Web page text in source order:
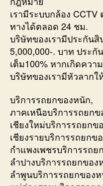
เรามีระบบกล้อง
ทางได้ตลอด 24 ชม.
บริษัทของเรามีประกัน
5,000,000-. บาท ประ
เต็ม100% หากเกิดควา
บริษัทของเรามีหัวลาก
บริการรถยกของหนัก,
ภาคเหนือบริการรถยก
เชียงใหม่บริการรถยกข
เชียงรายบริการรถยกข
กำแพงเพชรบริการรถย
ลำปางบริการรถยกของ
ลำพูนบริการรถยกของ